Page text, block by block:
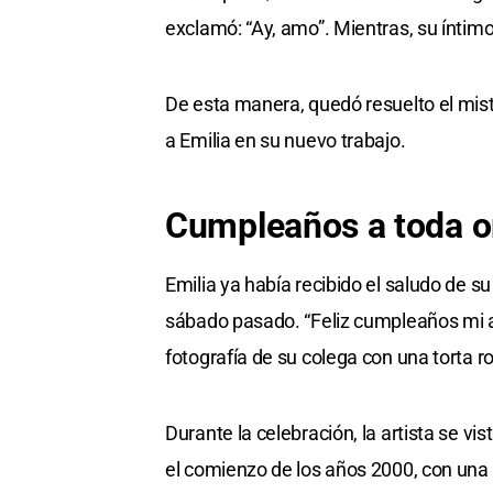
exclamó: “Ay, amo”. Mientras, su
De esta manera, quedó resuelto el
a Emilia en su nuevo trabajo.
Cumpleaños a toda
Emilia ya había recibido el saludo de
sábado pasado. “Feliz cumpleaños mi
fotografía de su colega con una torta
Durante la celebración, la artista se
el comienzo de los años 2000, con